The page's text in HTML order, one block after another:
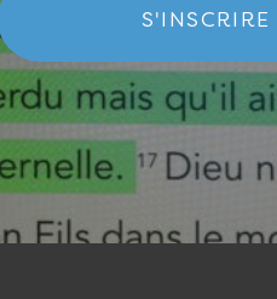
S'INSCRIRE